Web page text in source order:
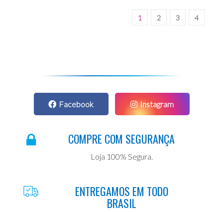
1 2 3 4
Facebook Instagram
COMPRE COM SEGURANÇA
Loja 100% Segura.
ENTREGAMOS EM TODO
BRASIL